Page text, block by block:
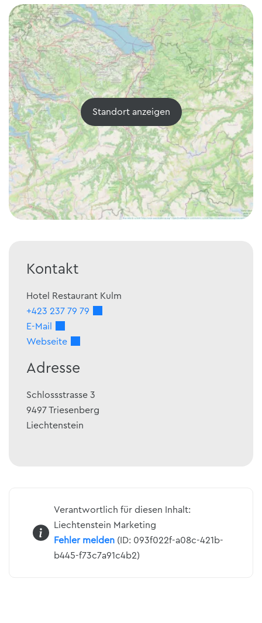
Standort anzeigen
Kontakt
Hotel Restaurant Kulm
+423 237 79 79
E-Mail
Webseite
Adresse
Schlossstrasse 3
9497Triesenberg
Liechtenstein
Verantwortlich für diesen Inhalt:
Liechtenstein Marketing
Fehler melden(ID: 093f022f-a08c-421b-
b445-f73c7a91c4b2)